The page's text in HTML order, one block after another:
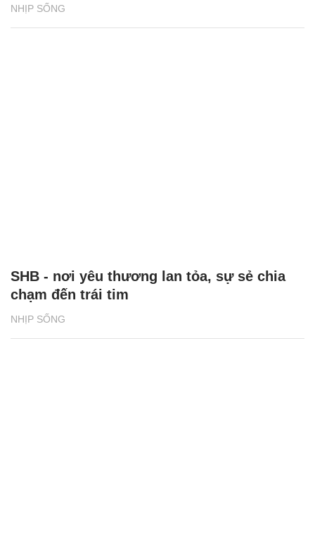
NHỊP SỐNG
NHỊP SỐNG
SHB - nơi yêu thương lan tỏa, sự sẻ chia
chạm đến trái tim